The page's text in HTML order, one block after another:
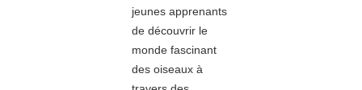
jeunes apprenants
de découvrir le
monde fascinant
des oiseaux à